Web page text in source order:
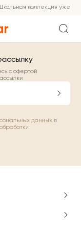
коллекция уже на
с офертой
данных в